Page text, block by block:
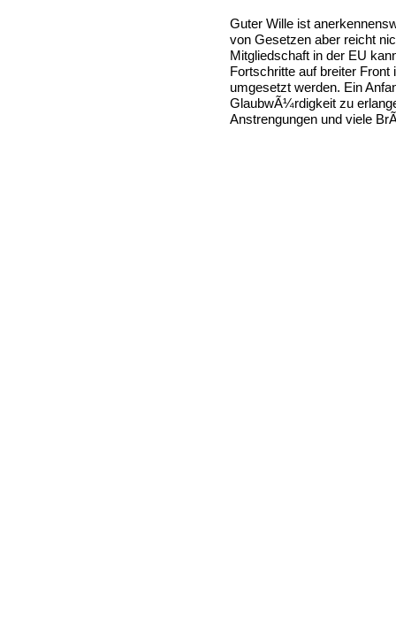
Guter Wille ist
von Gesetzen aber reicht
Mitgliedschaft in der EU
Fortschritte auf breiter
umgesetzt werden. Ein
GlaubwÃ¼rdigkeit zu
Anstrengungen und viele